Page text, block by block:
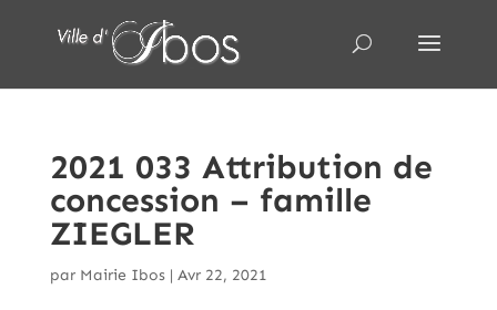
2021 033 Attribution de
concession – famille
ZIEGLER
par Mairie Ibos| Avr 22, 2021